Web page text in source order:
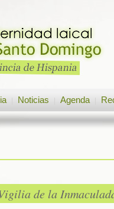
Noticias Agenda
de la